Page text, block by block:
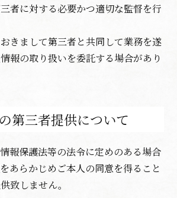
者に対する必要かつ適切な監督を行
きまして第三者と共同して業務を遂
報の取り扱いを委託する場合があり
第三者提供について
報保護法等の法令に定めのある場合
あらかじめご本人の同意を得ること
致しません。